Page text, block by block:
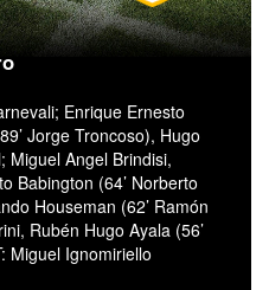
Enrique Ernesto
Jorge Troncoso), Hugo
Miguel Angel Brindisi,
Babington (64’ Norberto
Houseman (62’ Ramón
Rubén Hugo Ayala (56’
Miguel Ignomiriello